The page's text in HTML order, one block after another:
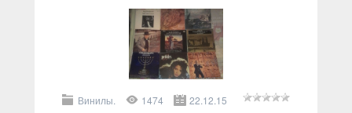
Винилы. 1474 22.12.15